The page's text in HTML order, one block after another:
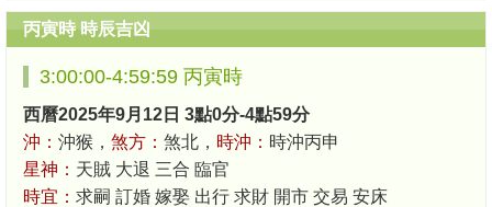
丙寅時 時辰吉凶
3:00:00-4:59:59 丙寅時
西曆2025年9月12日 3點0分-4點59分
沖： 沖猴， 煞方： 煞北， 時沖： 時沖丙申
星神： 天賊 大退 三合 臨官
時宜： 求嗣 訂婚 嫁娶 出行 求財 開市 交易 安床